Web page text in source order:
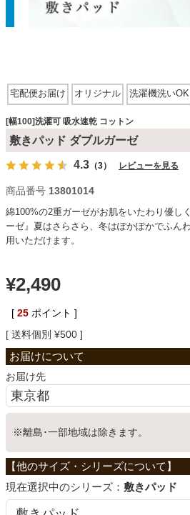
ダイニングテーブル・セット
椅子・チェア
食器棚・キッチン収納
収納家具
こたつ
宅配便お届け オリジナル 洗濯機洗いOK
[幅100]洗濯可 吸水速乾 コットン
敷きパッド ダブルガーゼ
4.3 （3） レビューを見る
商品番号 13801014
綿100%の2重ガーゼがお肌をいたわり優し
ーゼ』夏はさらさら、冬はぽかぽかでふん
用いただけます。
¥2,490
[ 25 ポイント ]
送料個別 ¥500
お届け先
※離島･一部地域は除きます。
シリーズ： 敷きパッド